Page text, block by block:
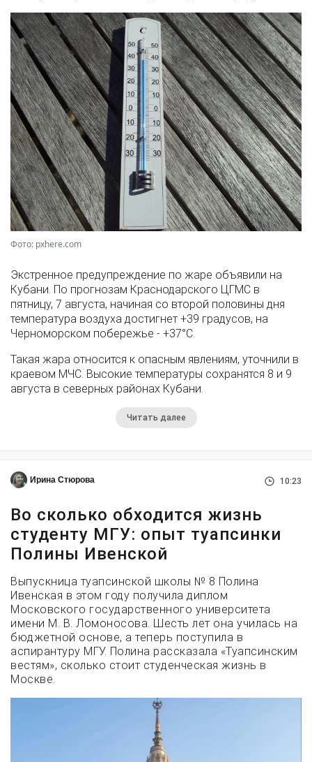
Фото: pxhere.com
Экстренное предупреждение по жаре объявили на
Кубани. По прогнозам Краснодарского ЦГМС в
пятницу, 7 августа, начиная со второй половины дня
температура воздуха достигнет +39 градусов, на
Черноморском побережье - +37°­С.
Такая жара относится к опасным явлениям, уточнили в
краевом МЧС. Высокие температуры сохранятся 8 и 9
августа в северных районах Кубани.
Читать далее
Ирина Стюрова 10:23
Во сколько обходится жизнь
студенту МГУ: опыт туапсинки
Полины Ивенской
Выпускница туапсинской школы № 8 Полина
Ивенская в этом году получила диплом
Московского государственного университета
имени М. В. Ломоносова. Шесть лет она училась на
бюджетной основе, а теперь поступила в
аспирантуру МГУ. Полина рассказала «Туапсинским
вестям», сколько стоит студенческая жизнь в
Москве.